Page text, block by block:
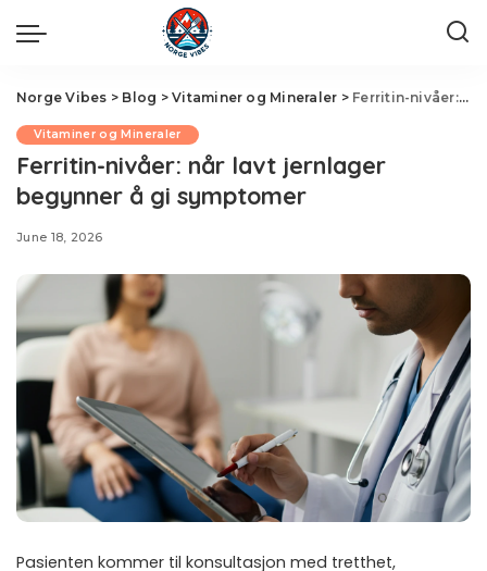
Norge Vibes > Blog >Vitaminer og Mineraler > Ferritin-nivåer: når lavt jernlager begynner å gi symptomer
Vitaminer og Mineraler
Ferritin-nivåer: når lavt jernlager
begynner å gi symptomer
June 18, 2026
Pasienten kommer til konsultasjon med tretthet,